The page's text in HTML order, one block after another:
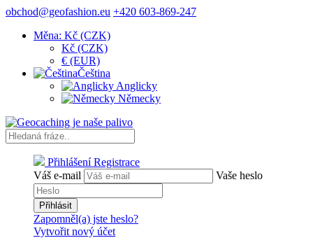
obchod@geofashion.eu +420 603-869-247
Měna: Kč (CZK)
Kč (CZK)
€ (EUR)
Čeština
Anglicky
Německy
Přihlášení Registrace
Váš e-mail
Vaše heslo
Přihlásit
Zapomněl(a) jste heslo?
Vytvořit nový účet